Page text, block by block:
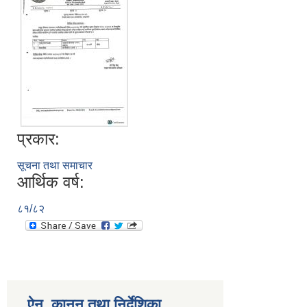
प्रकार:
सूचना तथा समाचार
आर्थिक वर्ष:
८१/८२